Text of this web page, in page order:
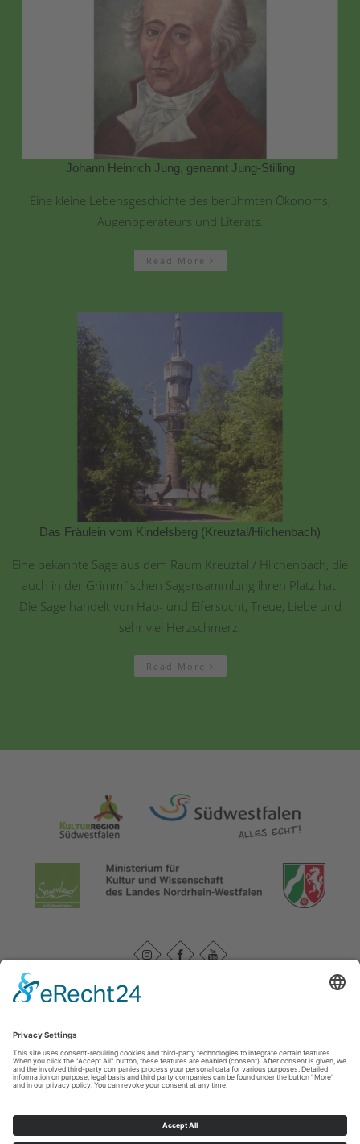
Johann Heinrich Jung, genannt Jung-Stilling
Eine kleine Lebensgeschichte des berühmten Ökonoms,
Augenoperateurs und Literats.
Read More
Das Fräulein vom Kindelsberg (Kreuztal/Hilchenbach)
Eine bekannte Sage aus dem Raum Kreuztal / Hilchenbach, die
auch in der Grimm´schen Sagensammlung ihren Platz hat.
Die Sage handelt von Hab- und Eifersucht, Treue, Liebe und
sehr viel Herzschmerz.
Read More
WasserEisenland e. V.
c/o FD 40 Kultur und Tourismus des Märkischen Kreises /
Bismarckstr. 15
58762 Altena
WasserEisenland e. V.